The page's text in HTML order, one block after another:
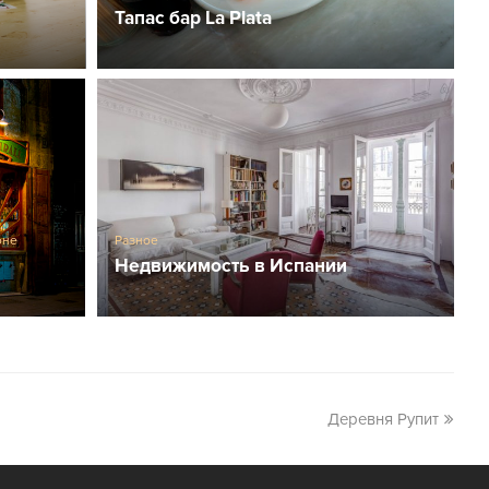
Тапас бар La Plata
Разное
Недвижимость в Испании
Деревня Рупит